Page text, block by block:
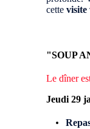
cettevisite
"SOUP
Le dîner
Jeudi 29